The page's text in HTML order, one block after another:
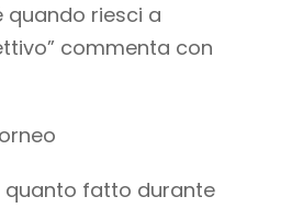
quando riesci a
commenta con
quanto fatto durante